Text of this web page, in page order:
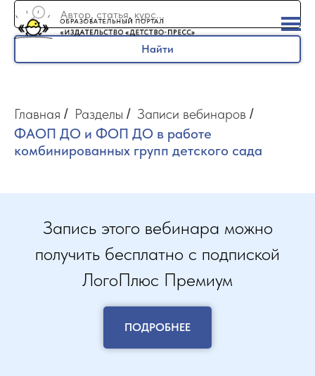
Найти
Главная / Разделы / Записи вебинаров /
ФАОП ДО и ФОП ДО в работе
комбинированных групп детского сада
Запись этого вебинара можно
получить бесплатно с подпиской
ЛогоПлюс Премиум
ПОДРОБНЕЕ